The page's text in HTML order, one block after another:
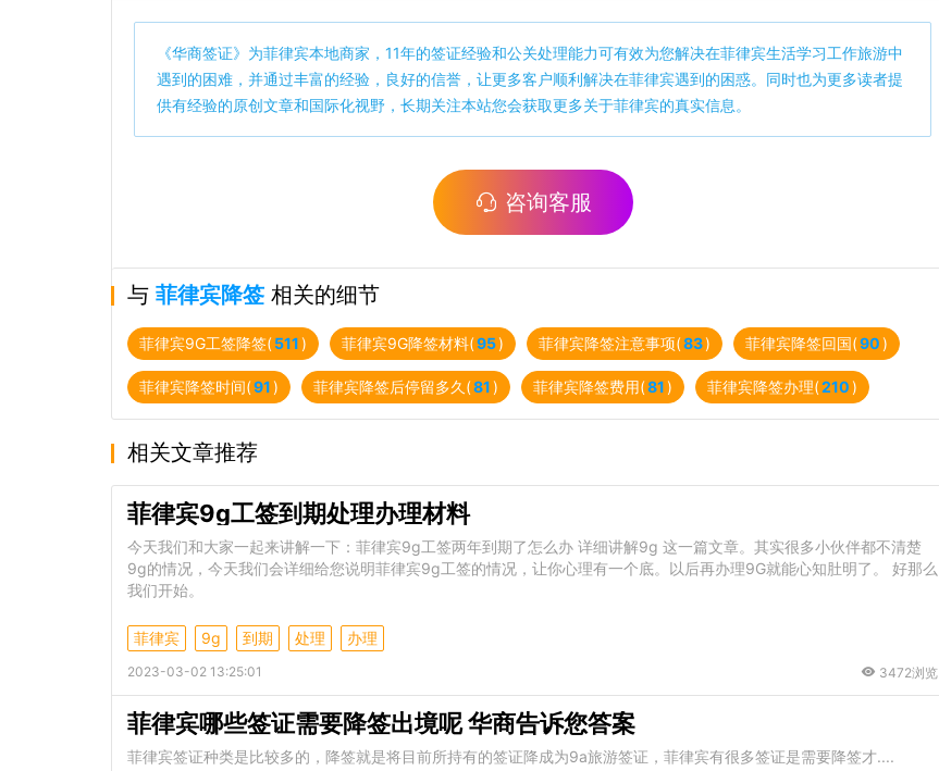
《华商签证》为菲律宾本地商家，11年的签证经验和公关处理能力可有效为您解决在菲律宾生活学习工作旅游中
遇到的困难，并通过丰富的经验，良好的信誉，让更多客户顺利解决在菲律宾遇到的困惑。同时也为更多读者提
供有经验的原创文章和国际化视野，长期关注本站您会获取更多关于菲律宾的真实信息。
咨询客服
与 菲律宾降签 相关的细节
菲律宾9G工签降签(511) 菲律宾9G降签材料(95) 菲律宾降签注意事项(83) 菲律宾降签回国(90)
菲律宾降签时间(91) 菲律宾降签后停留多久(81) 菲律宾降签费用(81) 菲律宾降签办理(210)
相关文章推荐
菲律宾9g工签到期处理办理材料
今天我们和大家一起来讲解一下：菲律宾9g工签两年到期了怎么办 详细讲解9g 这一篇文章。其实很多小伙伴都不清楚
9g的情况，今天我们会详细给您说明菲律宾9g工签的情况，让你心理有一个底。以后再办理9G就能心知肚明了。 好那么
我们开始。
菲律宾 9g 到期 处理 办理
2023-03-02 13:25:01 3472浏览
菲律宾哪些签证需要降签出境呢 华商告诉您答案
菲律宾签证种类是比较多的，降签就是将目前所持有的签证降成为9a旅游签证，菲律宾有很多签证是需要降签才....